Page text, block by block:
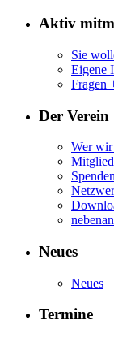
Aktiv
Sie
Eigene
Fragen
Der Verein
Wer wir
Spenden
Neues
Neues
Termine